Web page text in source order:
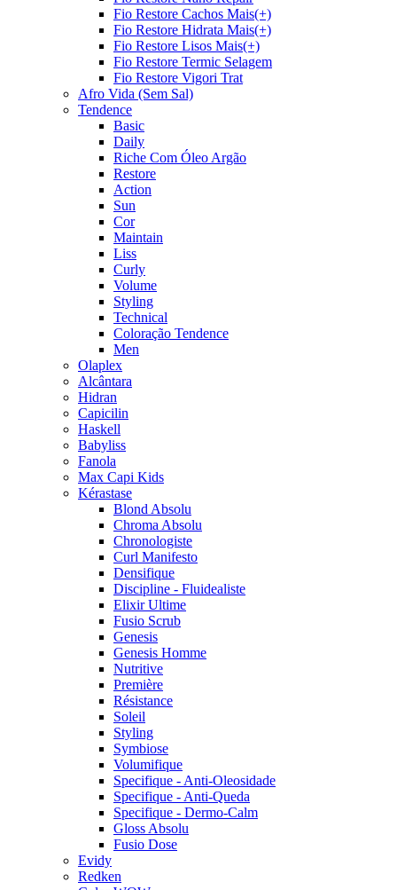
Fio Restore Cachos Mais(+)
Fio Restore Hidrata Mais(+)
Fio Restore Lisos Mais(+)
Fio Restore Termic Selagem
Fio Restore Vigori Trat
Afro Vida (Sem Sal)
Tendence
Basic
Daily
Riche Com Óleo Argão
Restore
Action
Sun
Cor
Maintain
Liss
Curly
Volume
Styling
Technical
Coloração Tendence
Men
Olaplex
Alcântara
Hidran
Capicilin
Haskell
Babyliss
Fanola
Max Capi Kids
Kérastase
Blond Absolu
Chroma Absolu
Chronologiste
Curl Manifesto
Densifique
Discipline - Fluidealiste
Elixir Ultime
Fusio Scrub
Genesis
Genesis Homme
Nutritive
Première
Résistance
Soleil
Styling
Symbiose
Volumifique
Specifique - Anti-Oleosidade
Specifique - Anti-Queda
Specifique - Dermo-Calm
Gloss Absolu
Fusio Dose
Evidy
Redken